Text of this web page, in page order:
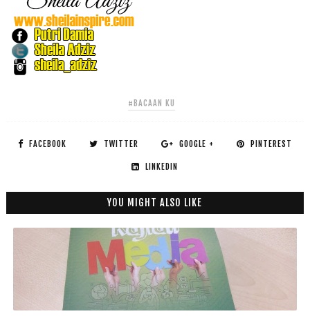
#BACAAN KU
FACEBOOK TWITTER GOOGLE + PINTEREST
LINKEDIN
YOU MIGHT ALSO LIKE